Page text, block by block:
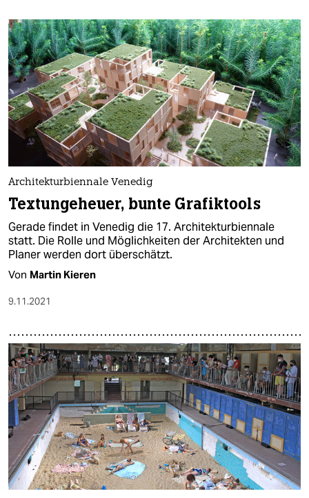
Architekturbiennale Venedig
Textungeheuer, bunte Grafiktools
Gerade findet in Venedig die 17. Architekturbiennale
statt. Die Rolle und Möglichkeiten der Architekten und
Planer werden dort überschätzt.
Von Martin Kieren
9.11.2021